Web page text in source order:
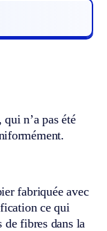
n’a pas été
fabriquée avec
ce qui
de fibres dans la